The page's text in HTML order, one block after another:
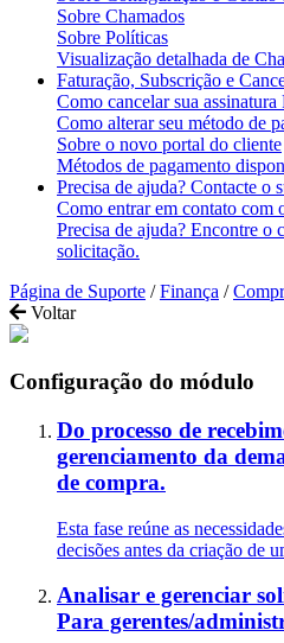
Sobre Chamados
Sobre Políticas
Visualização detalhada de
Faturação, Subscrição e
Como cancelar sua assinatura
Como alterar seu método de
Sobre o novo portal do cliente
Métodos de pagamento
Precisa de ajuda? Contacte o
Como entrar em contato com
Precisa de ajuda? Encontre o
solicitação.
Página de Suporte / Finança /
Voltar
Configuração do módulo
Do processo de
gerenciamento da
de compra.
Esta fase reúne as
decisões antes da criação de
Analisar e gerenciar
Para gerentes/